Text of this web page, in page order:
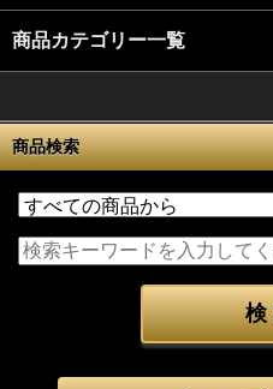
商品カテゴリー一覧
商品検索